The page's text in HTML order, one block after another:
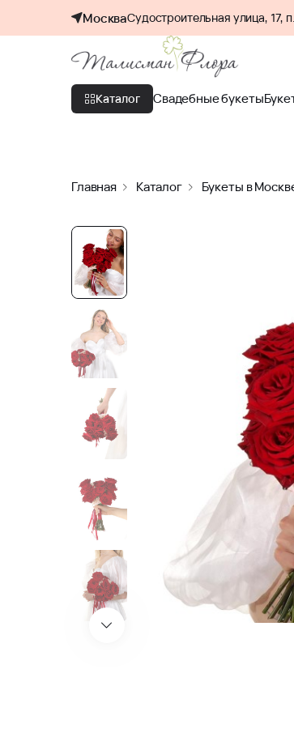
МоскваСудостроительная улица, 17,
Каталог Свадебные букеты
Главная Каталог Букеты в